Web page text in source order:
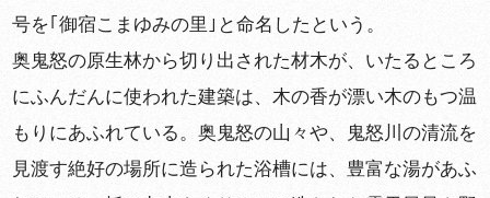
号を｢御宿こまゆみの里｣と命名したという。
奥鬼怒の原生林から切り出された材木が、いたるところ
にふんだんに使われた建築は、木の香が漂い木のもつ温
もりにあふれている。奥鬼怒の山々や、鬼怒川の清流を
見渡す絶好の場所に造られた浴槽には、豊富な湯があふ